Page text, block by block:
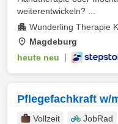
weiterentwickeln? ...
Wunderling Therapie
Magdeburg
heute neu
Pflegefachkraft w/
Vollzeit
JobRad